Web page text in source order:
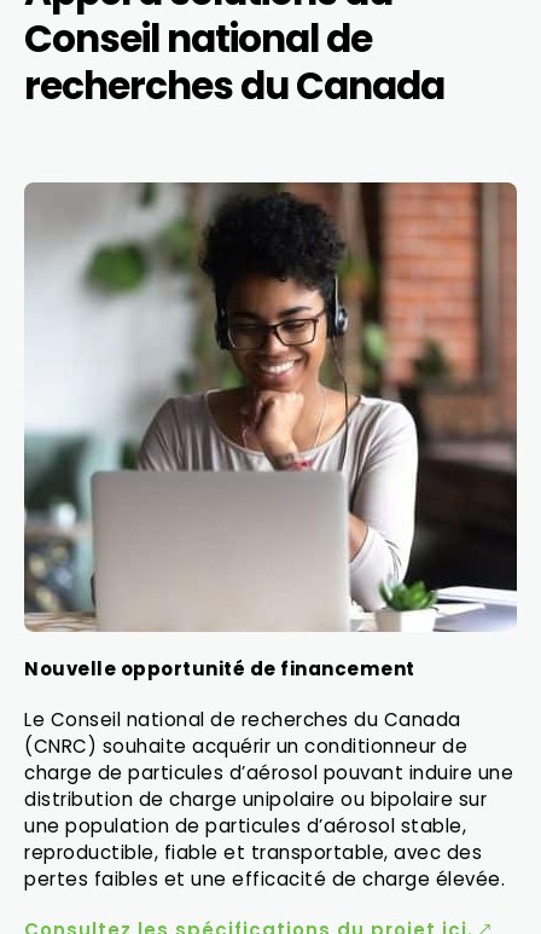
Conseil national de
recherches du Canada
Nouvelle opportunité de financement
Le Conseil national de recherches du Canada
(CNRC) souhaite acquérir un conditionneur de
charge de particules d’aérosol pouvant induire une
distribution de charge unipolaire ou bipolaire sur
une population de particules d’aérosol stable,
reproductible, fiable et transportable, avec des
pertes faibles et une efficacité de charge élevée.